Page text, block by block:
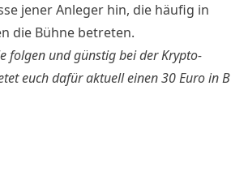
jener Anleger hin, die häufig in
die Bühne betreten.
folgen und günstig bei der Krypto-
euch dafür aktuell einen 30 Euro in